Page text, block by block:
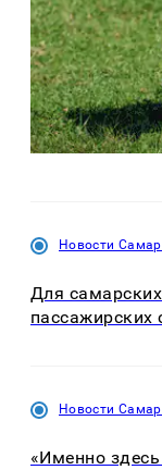
Новости
Для
пассажирских
Новости
«Именно